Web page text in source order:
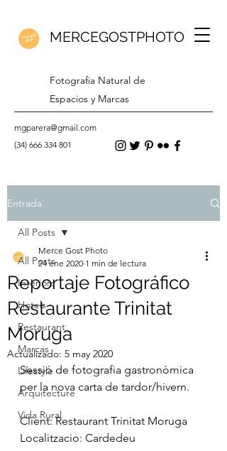
MERCEGOSTPHOTO
Fotografia Natural de
Espacios y Marcas
mgparera@gmail.com
(34) 666 334 801
Entrada
All Posts
Interiors
Hotels
Restaurant
Marcas
Lifestyle
Arquitecture
Vida Rural
All Posts
Reportaje Fotográfico
Restaurante Trinitat
Moruga
Merce Gost Photo
24 ene 2020 1 min de lectura
Actualizado: 5 may 2020
Sessió de fotografia gastronòmica
per la nova carta de tardor/hivern.
Client: Restaurant Trinitat Moruga
Localitzacio: Cardedeu